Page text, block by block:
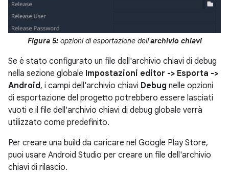
Figura 5: opzioni di esportazione dell'archivio chiavi
Se è stato configurato un file dell'archivio chiavi di debug
nella sezione globale Impostazioni editor -> Esporta ->
Android , i campi dell'archivio chiavi Debug nelle opzioni
di esportazione del progetto potrebbero essere lasciati
vuoti e il file dell'archivio chiavi di debug globale verrà
utilizzato come predefinito.
Per creare una build da caricare nel Google Play Store,
puoi usare Android Studio per creare un file dell'archivio
chiavi di rilascio.